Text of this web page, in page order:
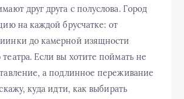
друг друга с полуслова. Город
на каждой брусчатке: от
до камерной изящности
Если вы хотите поймать не
а подлинное переживание
куда идти, как выбирать